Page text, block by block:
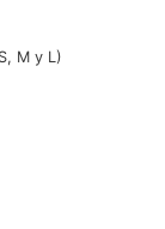
M y L)